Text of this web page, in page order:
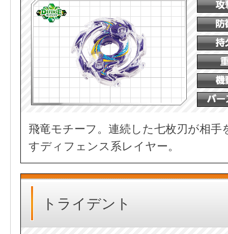
飛竜モチーフ。連続した七枚刃が相手
すディフェンス系レイヤー。
トライデント